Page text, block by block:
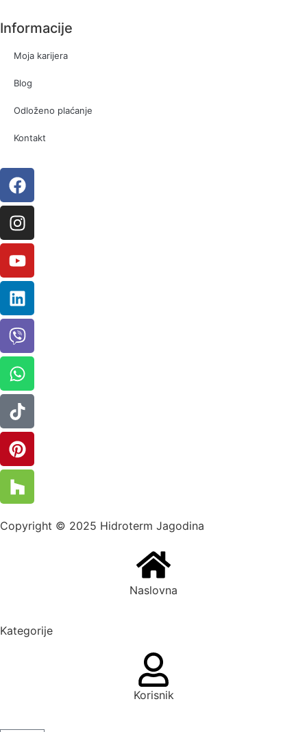
Informacije
Moja karijera
Blog
Odloženo plaćanje
Kontakt
Copyright © 2025 Hidroterm Jagodina
Naslovna
Kategorije
Korisnik